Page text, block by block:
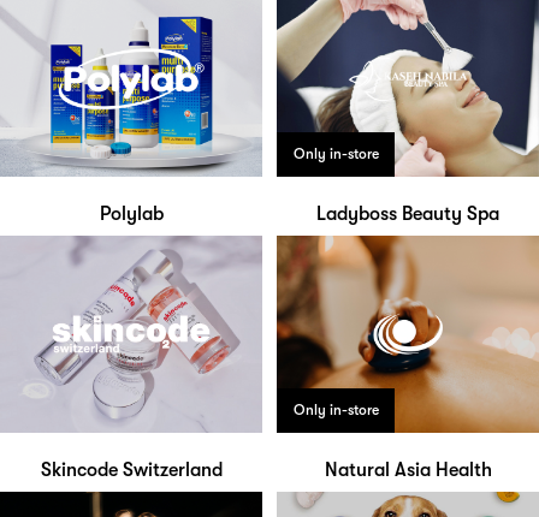
Polylab
Only in-store
Ladyboss Beauty Spa
Skincode Switzerland
Only in-store
Natural Asia Health